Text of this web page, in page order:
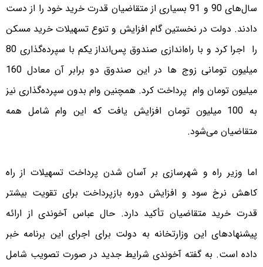
سال‌های 90 و 91 بسیاری از متقاضیان قدرت خرید خود را از دست
دادند. دولت در نخستین گام افزایش و تنوع تسهیلات خرید مسکن
را اجرا کرد و با راه‌اندازی صندوق پس‌انداز یکم با سپرده‌گذاری 80
میلیون تومانی زوج ها در این صندوق دو برابر آن معادل 160
میلیون تومان وام پرداخت کرد. همچنین وام بدون سپرده‌گذاری نیز
به 100 میلیون تومان افزایش یافت که این وام شامل همه
متقاضیان می‌شود.
اما وزیر راه و شهرسازی بر آسان شدن پرداخت تسهیلات از راه
کاهش نرخ سود و افزایش دوره بازپرداخت برای تقویت بیشتر
قدرت خرید متقاضیان تأکید دارد. حال عباس آخوندی از ارائه
پیشنهادهای این وزارتخانه به دولت برای اجرای این برنامه خبر
داده است. به گفته آخوندی شرایط جدید در صورت تصویب شامل